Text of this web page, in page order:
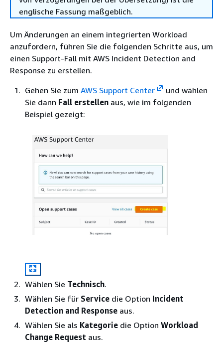
englische Fassung maßgeblich.
Um Änderungen an einem integrierten Workload
anzufordern, führen Sie die folgenden Schritte aus, um
einen Support-Fall mit AWS Incident Detection and
Response zu erstellen.
Gehen Sie zum AWS Support Center
und wählen
Sie dann Fall erstellen aus, wie im folgenden
Beispiel gezeigt:
Wählen Sie Technisch.
Wählen Sie für Service die Option Incident
Detection and Response aus.
Wählen Sie als Kategorie die Option Workload
Change Request aus.